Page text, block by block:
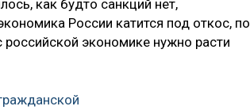
как будто санкций нет,
России катится под откос, по
экономике нужно расти